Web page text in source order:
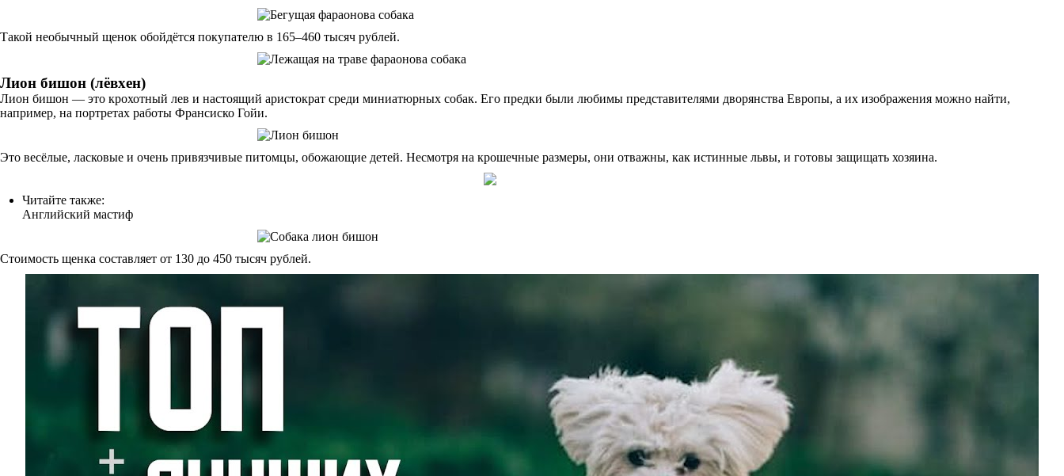
Такой необычный щенок обойдётся покупателю в 165–460 тысяч рублей.
Лион бишон (лёвхен)
Лион бишон — это крохотный лев и настоящий аристократ среди миниатюрных собак. Его предки были любимы представителями дворянства Европы, а их изображения можно найти,
например, на портретах работы Франсиско Гойи.
Это весёлые, ласковые и очень привязчивые питомцы, обожающие детей. Несмотря на крошечные размеры, они отважны, как истинные львы, и готовы защищать хозяина.
Читайте также:
Английский мастиф
Стоимость щенка составляет от 130 до 450 тысяч рублей.